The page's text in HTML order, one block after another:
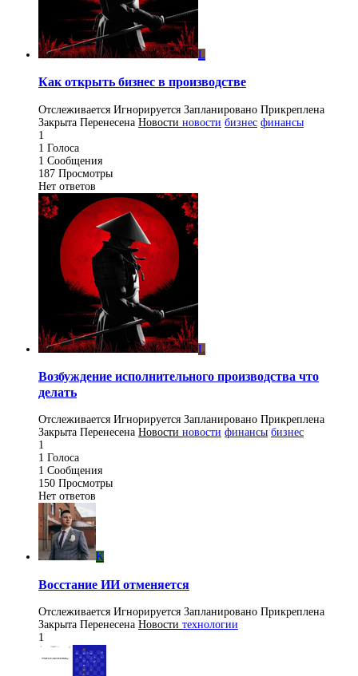
L
Как открыть бизнес в производстве
Отслеживается Игнорируется Запланировано Прикреплена
Закрыта Перенесена Новости новости бизнес финансы
1
1 Голоса
1 Сообщения
187 Просмотры
Нет ответов
L
Возбуждение исполнительного производства что
делать
Отслеживается Игнорируется Запланировано Прикреплена
Закрыта Перенесена Новости новости финансы бизнес
1
1 Голоса
1 Сообщения
150 Просмотры
Нет ответов
K
Восстание ИИ отменяется
Отслеживается Игнорируется Запланировано Прикреплена
Закрыта Перенесена Новости технологии
1